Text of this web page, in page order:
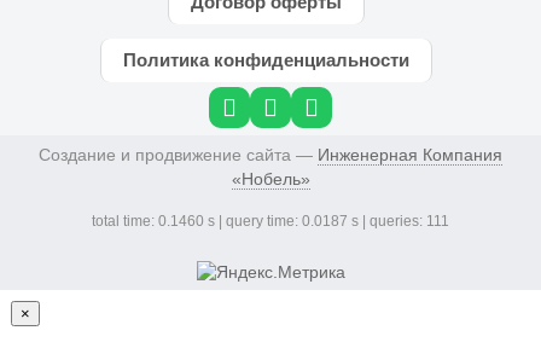
Политика конфиденциальности
Создание и продвижение сайта — Инженерная Компания
«Нобель»
total time: 0.1460 s | query time: 0.0187 s | queries: 111
×